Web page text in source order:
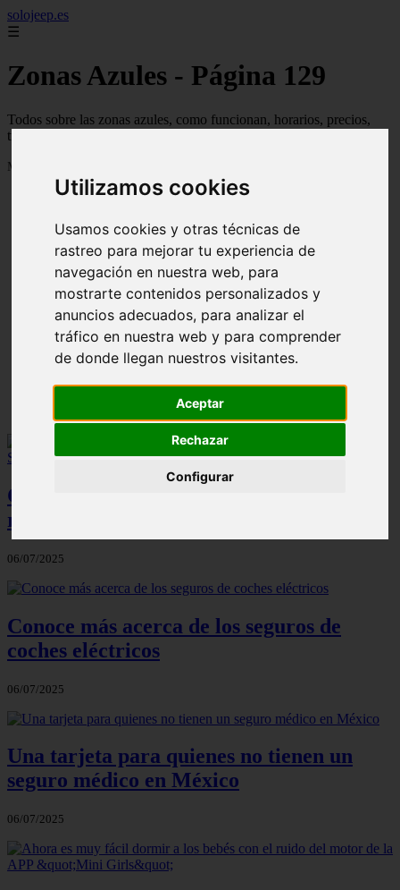
Utilizamos cookies
Usamos cookies y otras técnicas de
rastreo para mejorar tu experiencia de
navegación en nuestra web, para
mostrarte contenidos personalizados y
anuncios adecuados, para analizar el
tráfico en nuestra web y para comprender
de donde llegan nuestros visitantes.
Aceptar
Rechazar
Configurar
solojeep.es
☰
Zonas Azules - Página 129
Todos sobre las zonas azules, como funcionan, horarios, precios,
trucos y guías
Mostrando 3073 - 3096 de 3332 artículos
▷ Zona Azul Córdoba 《 Horarios y Tarifas 2024 》
Compañías de seguros de Estados Unidos
relacionadas con Seguros de México
06/07/2025
Conoce más acerca de los seguros de
coches eléctricos
06/07/2025
Una tarjeta para quienes no tienen un
seguro médico en México
06/07/2025